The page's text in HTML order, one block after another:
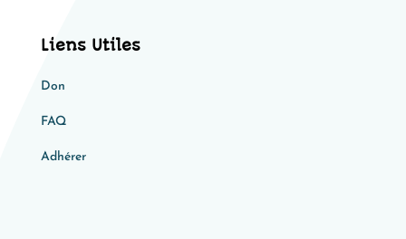
Liens Utiles
Don
FAQ
Adhérer